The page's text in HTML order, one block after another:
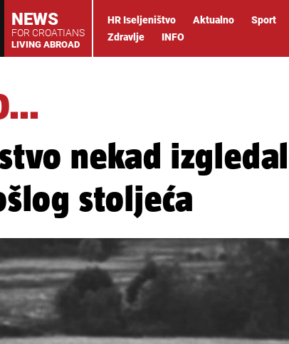
NEWS
FOR CROATIANS
LIVING ABROAD
HR Iseljeništvo Aktualno Sport
Zdravlje
INFO
nekad
stoljeća